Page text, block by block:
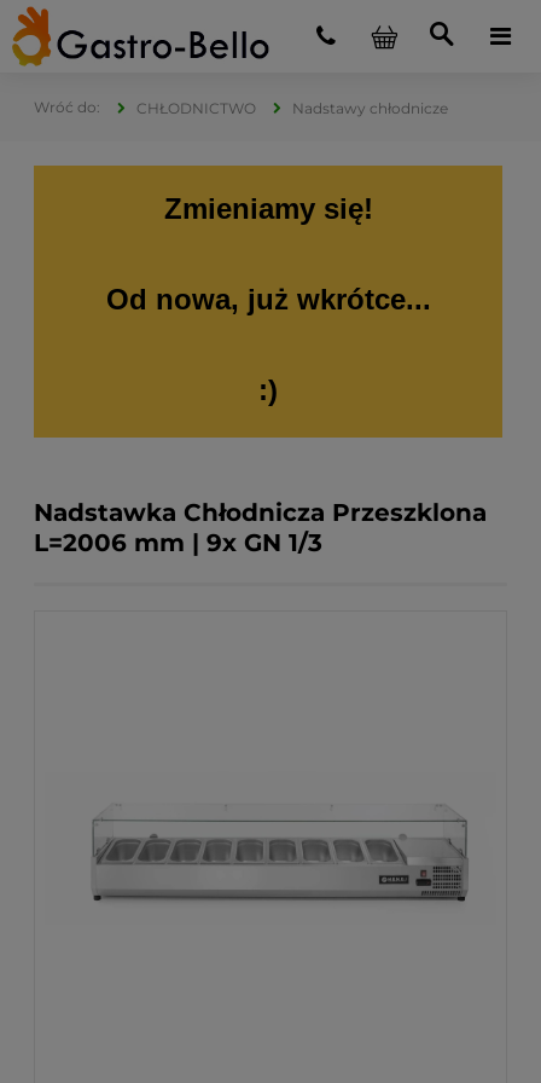
CHŁODNICTWO Nadstawy chłodnicze
Zmieniamy się!
Od nowa, już wkrótce...
:)
Nadstawka Chłodnicza Przeszklona
L=2006 mm | 9x GN 1/3